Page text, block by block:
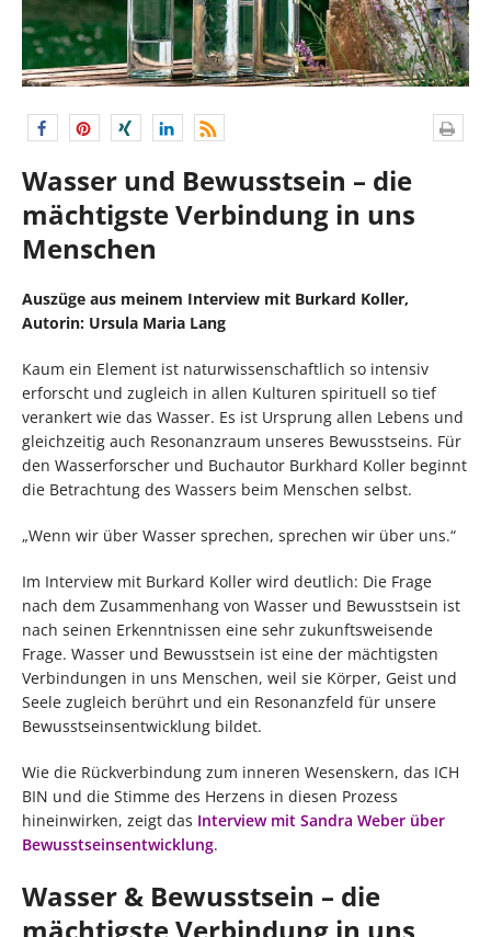
Wasser und Bewusstsein – die
mächtigste Verbindung in uns
Menschen
Auszüge aus meinem Interview mit Burkard Koller,
Autorin: Ursula Maria Lang
Kaum ein Element ist naturwissenschaftlich so intensiv
erforscht und zugleich in allen Kulturen spirituell so tief
verankert wie das Wasser. Es ist Ursprung allen Lebens und
gleichzeitig auch Resonanzraum unseres Bewusstseins. Für
den Wasserforscher und Buchautor Burkhard Koller beginnt
die Betrachtung des Wassers beim Menschen selbst.
„Wenn wir über Wasser sprechen, sprechen wir über uns.“
Im Interview mit Burkard Koller wird deutlich: Die Frage
nach dem Zusammenhang von Wasser und Bewusstsein ist
nach seinen Erkenntnissen eine sehr zukunftsweisende
Frage. Wasser und Bewusstsein ist eine der mächtigsten
Verbindungen in uns Menschen, weil sie Körper, Geist und
Seele zugleich berührt und ein Resonanzfeld für unsere
Bewusstseinsentwicklung bildet.
Wie die Rückverbindung zum inneren Wesenskern, das ICH
BIN und die Stimme des Herzens in diesen Prozess
hineinwirken, zeigt das Interview mit Sandra Weber über
Bewusstseinsentwicklung.
Wasser & Bewusstsein – die